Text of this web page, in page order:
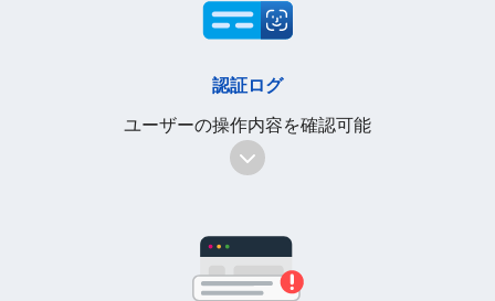
認証ログ
ユーザーの操作内容を確認可能